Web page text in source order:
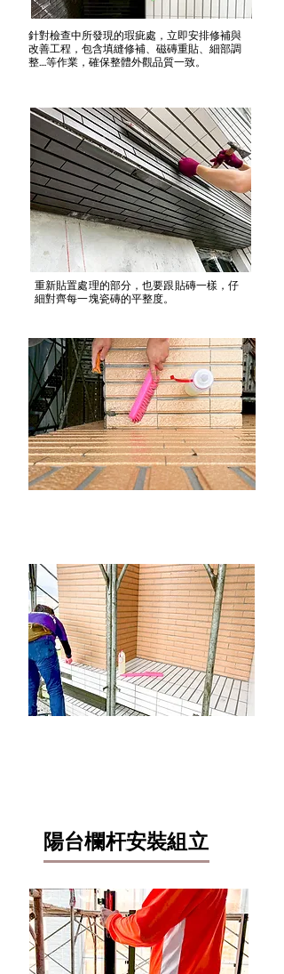
針對檢查中所發現的瑕疵處，立即安排修補與
改善工程，包含填縫修補、磁磚重貼、細部調
整....等作業，確保整體外觀品質一致。
​重新貼置處理的部分，也要跟貼磚一樣，仔
細對齊每一塊瓷磚的平整度。
​陽台欄杆安裝組立